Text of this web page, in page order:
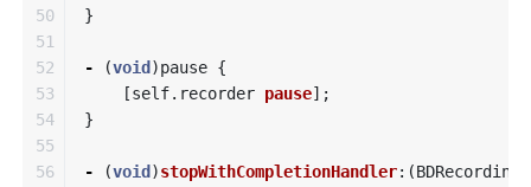
50
51
52
53
54
55
56
}
- (void )pause {
[self. recorder pause];
}
- (void )stopWithCompletionHandler:(